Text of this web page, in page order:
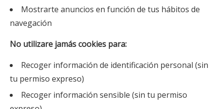
Mostrarte anuncios en función de tus hábitos de
navegación
No utilizare jamás cookies para:
Recoger información de identificación personal (sin
tu permiso expreso)
Recoger información sensible (sin tu permiso